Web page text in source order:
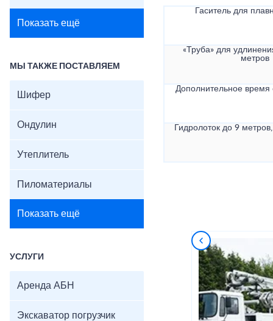
Показать ещё
МЫ ТАКЖЕ ПОСТАВЛЯЕМ
Шифер
Ондулин
Утеплитель
Пиломатериалы
Показать ещё
УСЛУГИ
Аренда АБН
Экскаватор погрузчик
Гаситель для
«Труба» для
метров
Дополнительное
Гидролоток до 9